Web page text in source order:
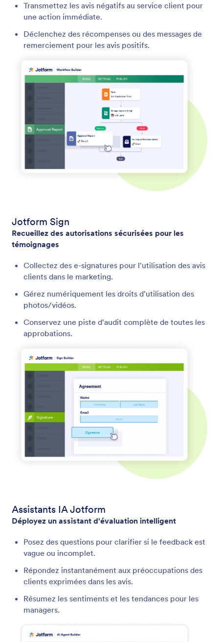
Transmettez les avis négatifs au service client pour
une action immédiate.
Déclenchez des récompenses ou des messages de
remerciement pour les avis positifs.
Jotform Sign
Recueillez des autorisations sécurisées pour les
témoignages
Collectez des e-signatures pour l'utilisation des avis
clients dans le marketing.
Gérez numériquement les droits d'utilisation des
photos/vidéos.
Conservez une piste d'audit complète de toutes les
approbations.
Assistants IA Jotform
Déployez un assistant d'évaluation intelligent
Posez des questions pour clarifier si le feedback est
vague ou incomplet.
Répondez instantanément aux préoccupations des
clients exprimées dans les avis.
Résumez les sentiments et les tendances pour les
managers.